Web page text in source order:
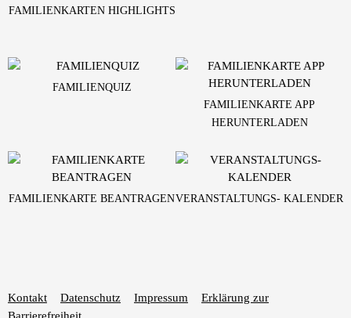
Kontakt Datenschutz Impressum
Erklärung zur
Barrierefreiheit
FAMILIENKARTEN HIGHLIGHTS
FAMILIENQUIZ
FAMILIENKARTE APP
HERUNTERLADEN
FAMILIENKARTE BEANTRAGENVERANSTALTUNGS- KALENDER